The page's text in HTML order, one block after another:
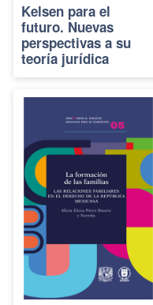
Kelsen para el
futuro. Nuevas
perspectivas a su
teoría jurídica